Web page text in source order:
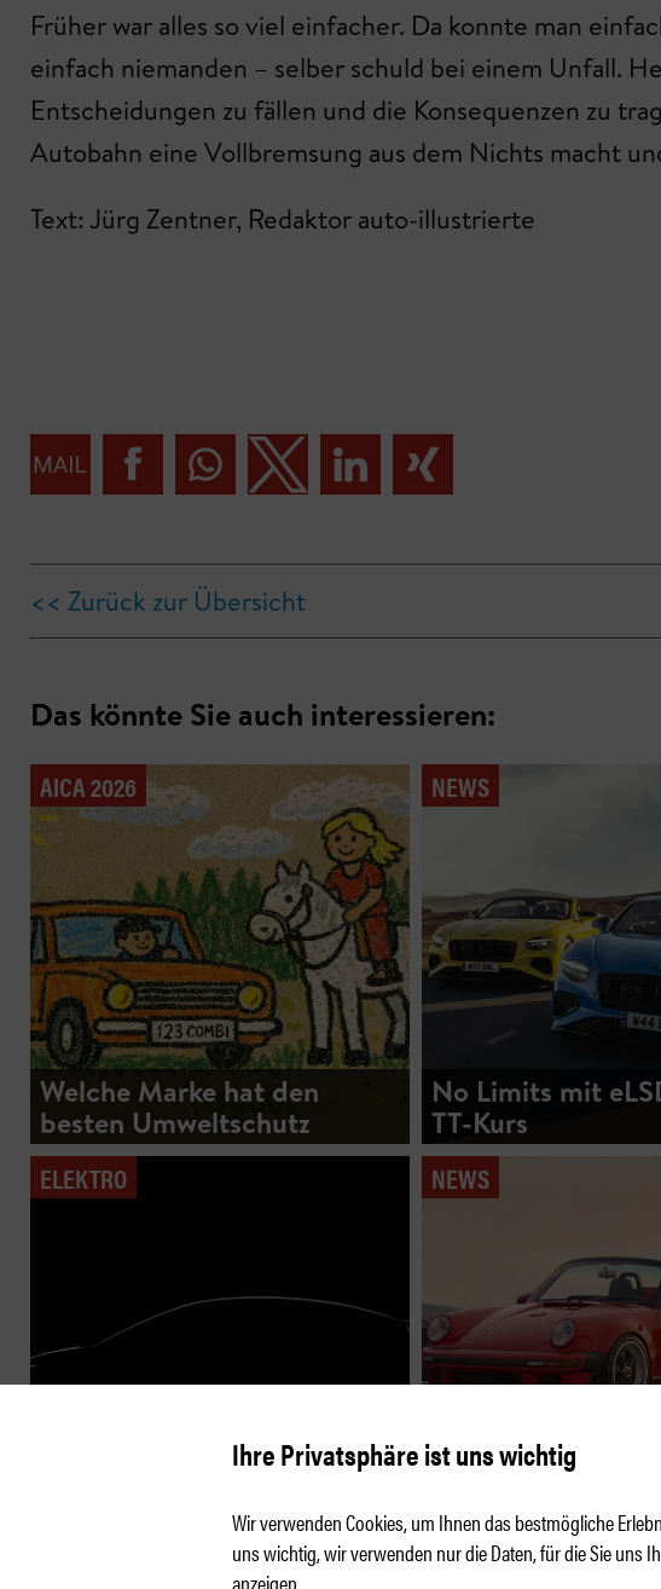
Früher war alles so viel einfacher. Da konnte man
einfach niemanden – selber schuld bei einem Unfall.
Entscheidungen zu fällen und die Konsequenzen zu
Autobahn eine Vollbremsung aus dem Nichts macht
Text: Jürg Zentner, Redaktor auto-illustrierte
<< Zurück zur Übersicht
Das könnte Sie auch interessieren:
AICA 2026
Welche Marke hat den
besten Umweltschutz
NEWS
No Limits mit
TT-Kurs
ELEKTRO
Audi A2 e-tron: Lieber spät
NEWS
Singer Widebody-
breit ist geil
Ihre Privatsphäre ist uns wichtig
Wir verwenden Cookies, um Ihnen das bestmögliche
uns wichtig, wir verwenden nur die Daten, für die Sie uns
anzeigen